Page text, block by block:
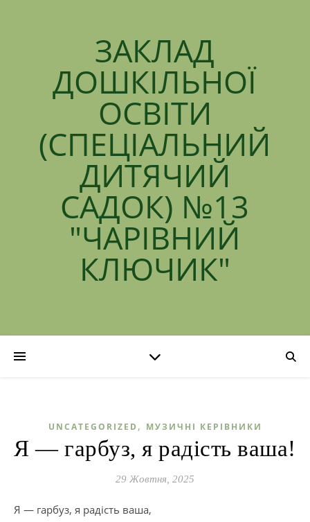
ЗАКЛАД
ДОШКІЛЬНОЇ
ОСВІТИ
(СПЕЦІАЛЬНИЙ
ДИТЯЧИЙ
САДОК) №13
"ЧАРІВНИЙ
КЛЮЧИК"
UNCATEGORIZED , МУЗИЧНІ КЕРІВНИКИ
Я — гарбуз, я радість ваша!
29 Жовтня, 2025
Я — гарбуз, я радість ваша,